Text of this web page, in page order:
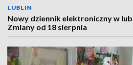
LUBLIN
Nowy dziennik elektroniczny w
Zmiany od 18 sierpnia